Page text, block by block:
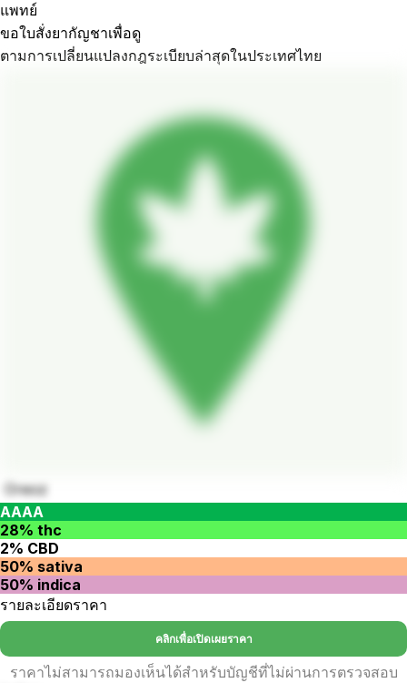
แพทย์
ขอใบสั่งยากัญชาเพื่อดู
ตามการเปลี่ยนแปลงกฎระเบียบล่าสุดในประเทศไทย
Oreoz
AAAA
28% thc
2% CBD
50% sativa
50% indica
รายละเอียดราคา
คลิกเพื่อเปิดเผยราคา
ราคาไม่สามารถมองเห็นได้สำหรับบัญชีที่ไม่ผ่านการตรวจสอบ